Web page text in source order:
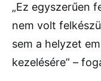
„Ez egyszerűen
nem volt
sem a helyzet
kezelésére” –